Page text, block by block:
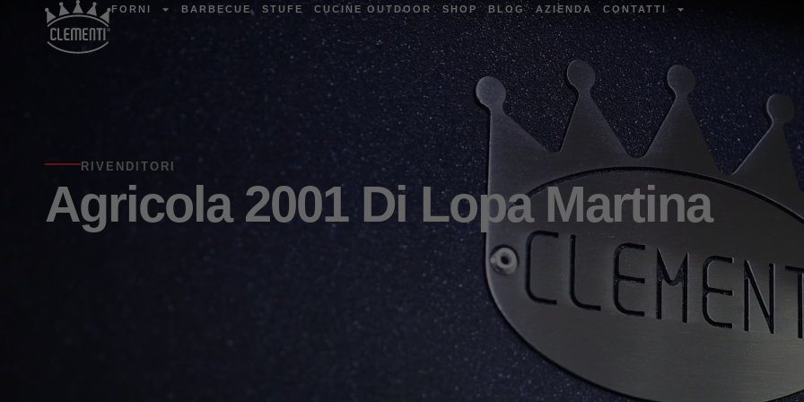
FORNI BARBECUE STUFE CUCINE OUTDOOR SHOP BLOG AZIENDA CONTATTI
RIVENDITORI
Agricola 2001 Di Lopa Martina